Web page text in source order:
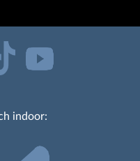
indoor: